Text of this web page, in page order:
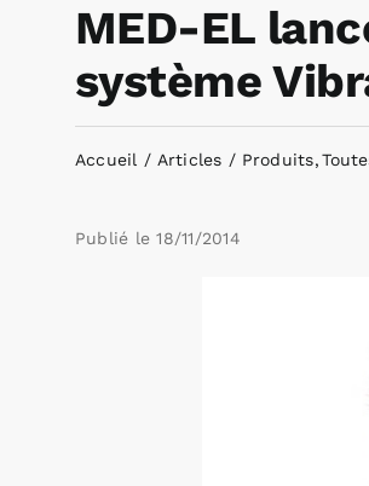
MED-EL
système
Accueil Articles Produits
Publié le 18/11/2014